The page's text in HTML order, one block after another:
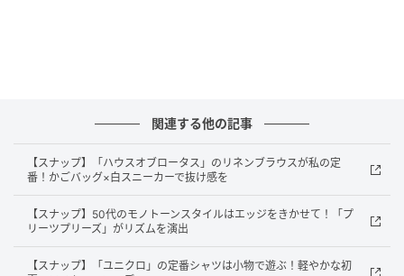
関連する他の記事
【スナップ】「ハウスオブロータス」のリネンブラウスが私の定
番！かごバッグ×白スニーカーで抜け感を
【スナップ】50代のモノトーンスタイルはエッジをきかせて！「プ
リーツプリーズ」がリズムを演出
【スナップ】「ユニクロ」の定番シャツは小物で遊ぶ！軽やかな初